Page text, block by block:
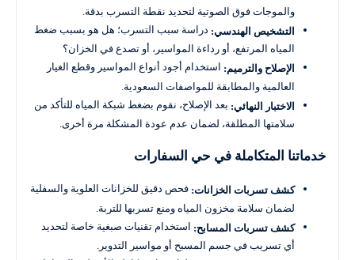
والموجات فوق الصوتية لتحديد نقطة التسرب بدقة.
التشخيص الهندسي: دراسة سبب التسرب؛ هل هو بسبب ضغط
المياه المرتفع، أو رداءة المواسير، أو تصدع في الخزان؟
الإصلاح والترميم: استخدام أجود أنواع المواسير وقطع الغيار
العالمية والمطابقة للمواصفات السعودية.
الاختبار النهائي: بعد الإصلاح، نقوم بضغط شبكة المياه للتأكد من
سلامتها المطلقة، لضمان عدم عودة المشكلة مرة أخرى.
خدماتنا المتكاملة في حي السفارات
كشف تسربات الخزانات: فحص دقيق للخزانات العلوية والسفلية
لضمان سلامة مخزون المياه ومنع تسربها للتربة.
كشف تسربات المسابح: استخدام تقنيات صبغية خاصة لتحديد
أي تسريب في جسم المسبح أو مواسير التدوير.